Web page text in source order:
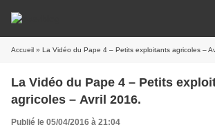
Accueil » La Vidéo du Pape 4 – Petits exploitants agricoles –
La Vidéo du Pape 4 – Petits
agricoles – Avril 2016.
Publié le 05/04/2016 à 21:04